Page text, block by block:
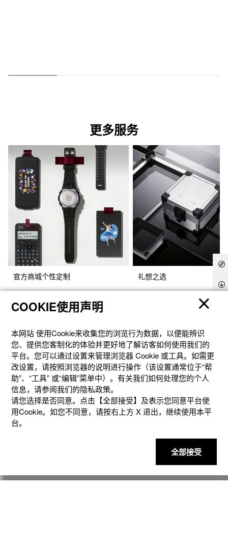
更多服务
官方商城个性定制 礼想之选
产品
COOKIE使用声明
本网站 使⽤Cookie来收集您的浏览⾏为数据，以便能辨识
您、提供您客制化的体验并更好地了解访客如何使⽤我们的
平台。您可以通过设置来管理浏览器 Cookie 或⼯具。如需更
改设置，请按照浏览器的说明进⾏操作（该设置通常位于“帮
助”、“⼯具” 或“编辑”菜单中）。有关我们如何处理您的个⼈
信息，请参阅我们的隐私政策。
请您选择是否同意。点击【全部接受】及表示您同意平台使
用Cookie。如您不同意，请按右上⽅ X 退出，继续使⽤本平
台。
全部接受